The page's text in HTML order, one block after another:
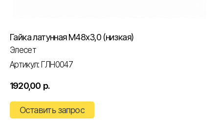
Гайка латунная М48х3,0 (низкая)
Элесет
Артикул: ГЛН0047
1920,00 р.
Оставить запрос